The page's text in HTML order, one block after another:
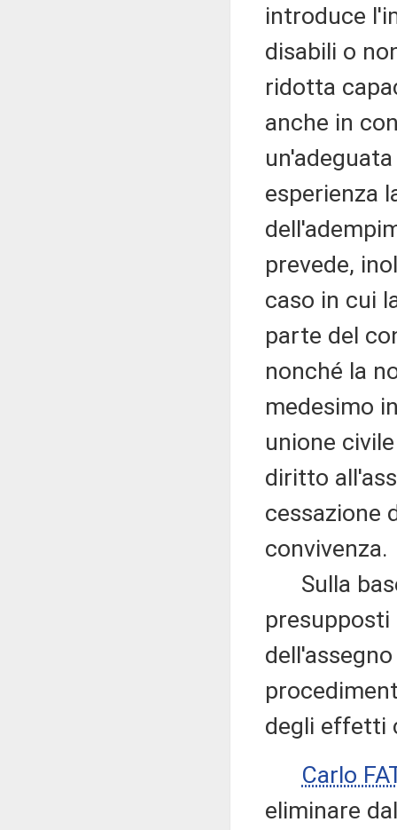
introduce
disabili o
ridotta
anche in
esperienza
prevede,
caso in cui
parte del
nonché la
medesimo
unione
diritto
cessazione
convivenza.
Sulla
degli effetti
Carlo
eliminare